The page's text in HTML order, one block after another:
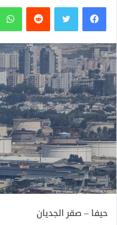
فيسبوكتويتر
حيفا – صقر الجديان